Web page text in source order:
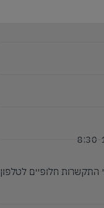
התקשרות חלופיים לטלפון